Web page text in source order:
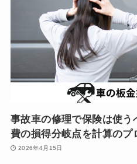
事故車の修理で保険は使う
費の損得分岐点を計算のプ
2026年4月15日